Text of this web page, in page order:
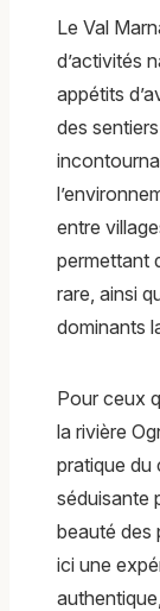
Le Val
d’activités
appétits
des
entre
permettant
rare, ainsi
dominants
Pour ceux
la rivière
pratique du
séduisante
beauté des
ici une